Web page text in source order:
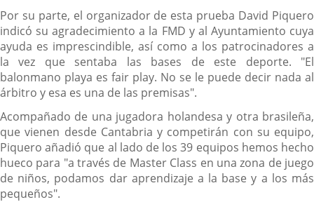
Por su parte, el organizador de esta prueba David Piquero
indicó su agradecimiento a la FMD y al Ayuntamiento cuya
ayuda es imprescindible, así como a los patrocinadores a
la vez que sentaba las bases de este deporte. "El
balonmano playa es fair play. No se le puede decir nada al
árbitro y esa es una de las premisas".
Acompañado de una jugadora holandesa y otra brasileña,
que vienen desde Cantabria y competirán con su equipo,
Piquero añadió que al lado de los 39 equipos hemos hecho
hueco para "a través de Master Class en una zona de juego
de niños, podamos dar aprendizaje a la base y a los más
pequeños".